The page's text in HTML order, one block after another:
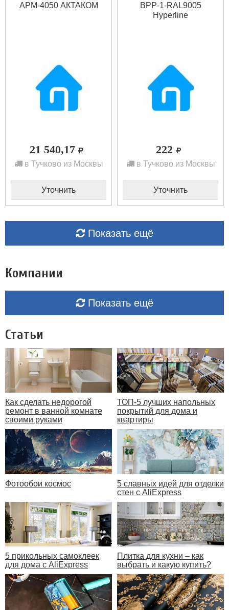
АРМ-4050 АКТАКОМ
21 540,17
в Тучково из Москвы
Уточнить
BPP-1-RAL9005
Hyperline
222
в Тучково из Москвы
Уточнить
Показать ещё
Компании
Показать ещё
Статьи
Как сделать недорогой
ремонт в ванной комнате
своими руками
ТОП-5 лучших напольных
покрытий для дома и
квартиры
Фотообои космос
5 славных идей для отделки
стен с AliExpress
5 прикольных самоклеек
для дома с AliExpress
Плитка для кухни – как
выбрать и какую купить?